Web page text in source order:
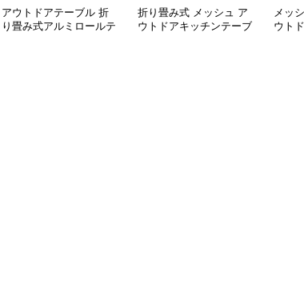
アウトドアテーブル 折
り畳み式アルミロールテ
折り畳み式 メッシュ ア
ウトドアキッチンテーブ
メッ
ウト